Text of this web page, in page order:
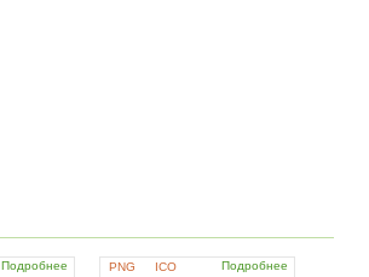
Подробнее PNG ICO Подробнее